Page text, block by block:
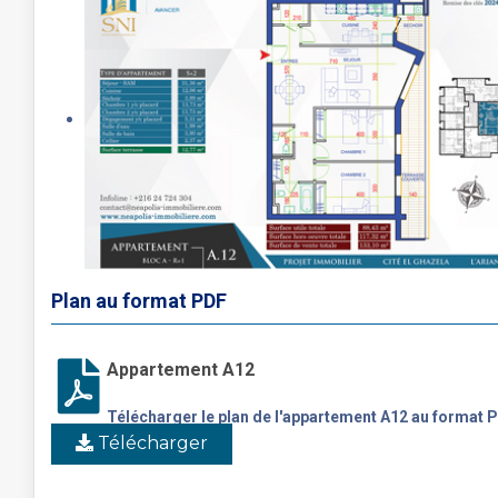
Plan au format PDF
Appartement A12
Télécharger le plan de l'appartement A12 au format
Télécharger